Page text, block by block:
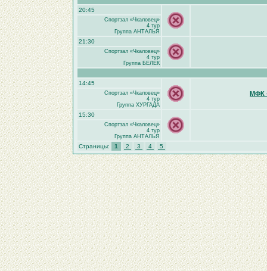
20:45
Спортзал «Чкаловец»
4 тур
Группа АНТАЛЬЯ
21:30
Спортзал «Чкаловец»
4 тур
Группа БЕЛЕК
14:45
МФК
Спортзал «Чкаловец»
4 тур
Группа ХУРГАДА
15:30
Спортзал «Чкаловец»
4 тур
Группа АНТАЛЬЯ
Страницы: 1 2 3 4 5